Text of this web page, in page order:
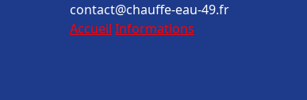
contact@chauffe-eau-49.fr
Accueil Informations